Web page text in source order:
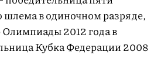
в одиночном разряде,
2012 года в
Кубка Федерации 2008